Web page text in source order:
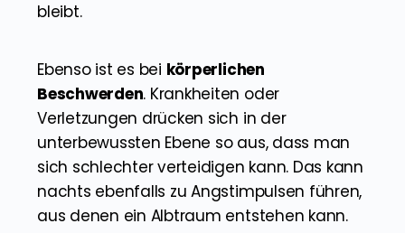
bleibt.
Ebenso ist es bei körperlichen
Beschwerden. Krankheiten oder
Verletzungen drücken sich in der
unterbewussten Ebene so aus, dass man
sich schlechter verteidigen kann. Das kann
nachts ebenfalls zu Angstimpulsen führen,
aus denen ein Albtraum entstehen kann.